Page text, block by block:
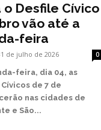
o Desfile Cívico
vão até a
feira
de julho de 2026 0
feira, dia 04, as
de 7 de
nas cidades de
e São...